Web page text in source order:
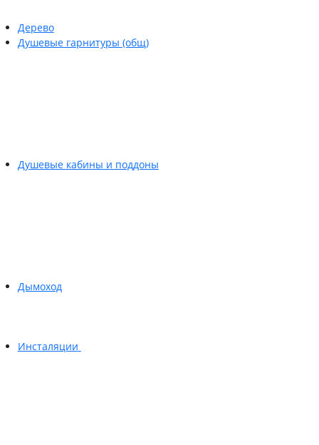
Дерево
Душевые гарнитуры (общ)
Душевые кабины и поддоны
Дымоход
Инсталяции